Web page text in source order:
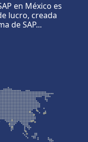
en México es
lucro, creada
de SAP...